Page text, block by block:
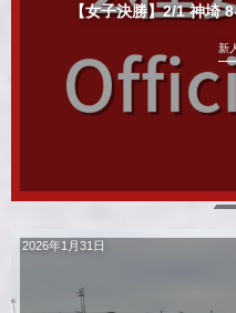
【女子決勝】2/1 神埼
新
2026年1月31日